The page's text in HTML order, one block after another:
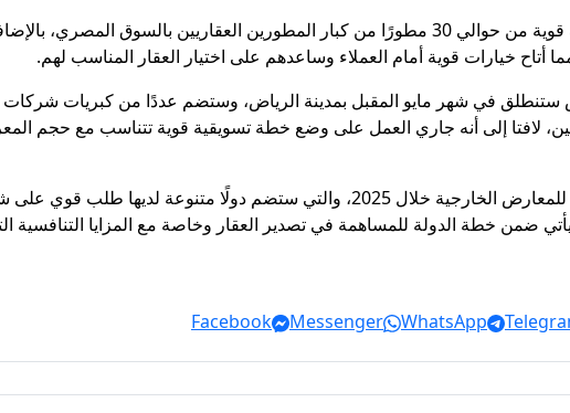
وأوضح أن هذه الدورة شهدت مشاركة قوية من حوالي 30 مطورًا من كبار المطورين
خيارات قوية أمام العملاء وساعدهم على اختيار العقار المناسب لهم.
ستنطلق في شهر مايو المقبل بمدينة الرياض، وستضم عددًا من كبريات
لافتا إلى أنه جاري العمل على وضع خطة تسويقية قوية تتناسب مع حجم
وأشار إلى أن الشركة لديها خطة قوية للمعارض الخارجية خلال 2025، والتي
ضمن خطة الدولة للمساهمة في تصدير العقار وخاصة مع المزايا التنافسية
Facebook
Messenger WhatsApp